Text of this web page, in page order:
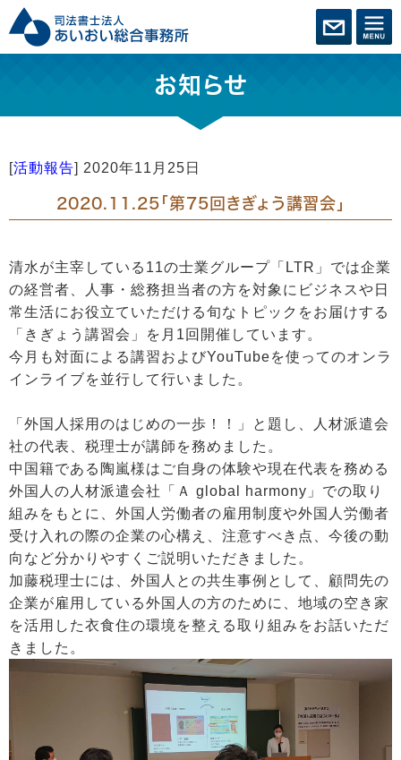
お知らせ
[活動報告] 2020年11月25日
2020.11.25「第75回きぎょう講習会」
清水が主宰している11の士業グループ「LTR」では企業
の経営者、人事・総務担当者の方を対象にビジネスや日
常生活にお役立ていただける旬なトピックをお届けする
「きぎょう講習会」を月1回開催しています。
今月も対面による講習およびYouTubeを使ってのオンラ
インライブを並行して行いました。
「外国人採用のはじめの一歩！！」と題し、人材派遣会
社の代表、税理士が講師を務めました。
中国籍である陶嵐様はご自身の体験や現在代表を務める
外国人の人材派遣会社「Ａ global harmony」での取り
組みをもとに、外国人労働者の雇用制度や外国人労働者
受け入れの際の企業の心構え、注意すべき点、今後の動
向など分かりやすくご説明いただきました。
加藤税理士には、外国人との共生事例として、顧問先の
企業が雇用している外国人の方のために、地域の空き家
を活用した衣食住の環境を整える取り組みをお話いただ
きました。